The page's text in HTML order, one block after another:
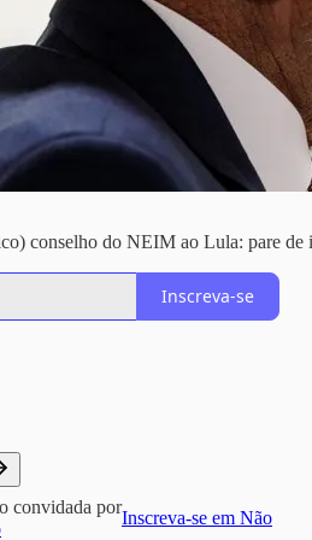
conselho do NEIM ao Lula: pare de
Inscreva-se
convidada por
Inscreva-se em Não